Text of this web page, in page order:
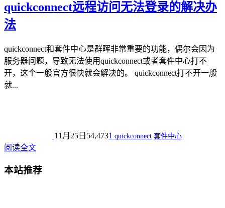
quickconnect远程访问无法登录的解决办
法
quickconnect和套件中心是群晖非常重要的功能，偶尔会因为
服务器问题，导致无法使用quickconnect或者套件中心打不
开，这个一般官方很快就会解决的。 quickconnect打不开一般
就...
11月25日 54,4731 quickconnect 套件中心
阅读全文
本站推荐